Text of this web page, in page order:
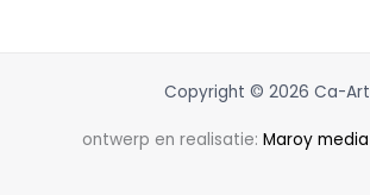
Copyright © 2026 Ca-Art
ontwerp en realisatie: Maroy media